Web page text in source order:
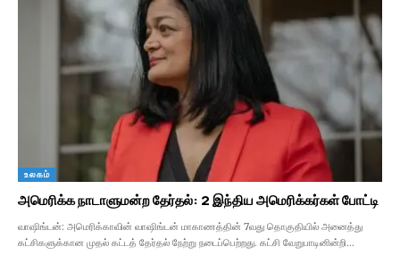
உலகம்
அமெரிக்க நாடாளுமன்ற தேர்தல்: 2 இந்திய அமெரிக்கர்கள் போட்டி
வாஷிங்டன்: அமெரிக்காவின் வாஷிங்டன் மாகாணத்தின் 7வது தொகுதியில் அனைத்து
கட்சிகளுக்கான முதல் கட்டத் தேர்தல் நேற்று நடைப்பெற்றது. கட்சி வேறுபாடினின்றி…